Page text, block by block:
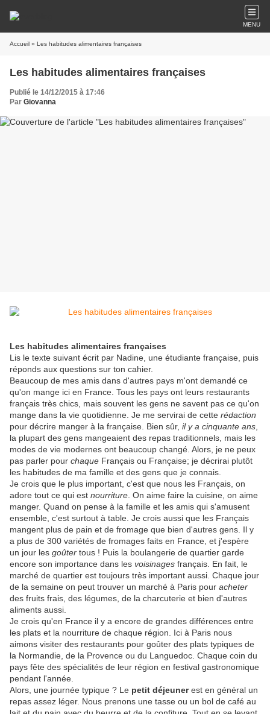
MENU
Accueil » Les habitudes alimentaires françaises
Les habitudes alimentaires françaises
Publié le 14/12/2015 à 17:46
Par Giovanna
Les habitudes alimentaires françaises
Lis le texte suivant écrit par Nadine, une étudiante française, puis
réponds aux questions sur ton cahier.
Beaucoup de mes amis dans d'autres pays m'ont demandé ce
qu'on mange ici en France. Tous les pays ont leurs restaurants
français très chics, mais souvent les gens ne savent pas ce qu'on
mange dans la vie quotidienne. Je me servirai de cette rédaction
pour décrire manger à la française. Bien sûr, il y a cinquante ans
la plupart des gens mangeaient des repas traditionnels, mais les
modes de vie modernes ont beaucoup changé. Alors, je ne peux
pas parler pour chaque Français ou Française; je décrirai plutôt
les habitudes de ma famille et des gens que je connais.
Je crois que le plus important, c'est que nous les Français, on
adore tout ce qui est nourriture . On aime faire la cuisine, on aime
manger. Quand on pense à la famille et les amis qui s'amusent
ensemble, c'est surtout à table. Je crois aussi que les Français
mangent plus de pain et de fromage que bien d'autres gens. Il y
a plus de 300 variétés de fromages faits en France, et j'espère
un jour les goûter tous ! Puis la boulangerie de quartier garde
encore son importance dans les voisinages français. En fait, le
marché de quartier est toujours très important aussi. Chaque jour
de la semaine on peut trouver un marché à Paris pour acheter
des fruits frais, des légumes, de la charcuterie et bien d'autres
aliments aussi.
Je crois qu'en France il y a encore de grandes différences entre
les plats et la nourriture de chaque région. Ici à Paris nous
aimons visiter des restaurants pour goûter des plats typiques de
la Normandie, de la Provence ou du Languedoc. Chaque coin du
pays fête des spécialités de leur région en festival gastronomique
pendant l'année.
Alors, une journée typique ? Le petit déjeunerest en général un
repas assez léger. Nous prenons une tasse ou un bol de café au